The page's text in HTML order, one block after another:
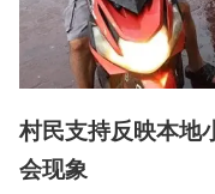
村民支持反映本地
会现象